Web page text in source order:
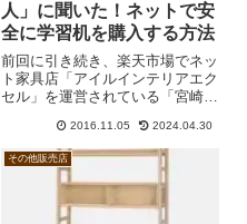
人」に聞いた！ネットで安
全に学習机を購入する方法
前回に引き続き、楽天市場でネッ
ト家具店「アイルインテリアエク
セル」を運営されている「宮崎な
て参ります。前回前回は意外なお
話が満載でした。今回は「ネット
で安全に学習机を購入する方法」
を中心にうかがって参ります
2016.11.05 2024.04.30
その他販売店